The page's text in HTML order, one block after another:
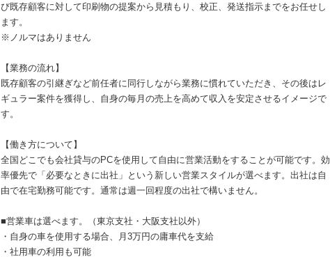
び既存顧客に対して印刷物の提案から見積もり、校正、発送指示までをお任せし
ます。
※ノルマはありません
【業務の流れ】
既存顧客の引継ぎなど前任者に同行しながら業務に慣れていただき、その後はレ
ギュラー案件を獲得し、自身の毎月の売上を高めて収入を安定させるイメージで
す。
【働き方について】
全国どこでも会社貸与のPCを使用して自由に営業活動をすることが可能です。効
率優先で「必要なときに出社」という新しい営業スタイルが選べます。出社は自
由で在宅勤務可能です。通常は週一回程度の出社で構いません。
■営業車は選べます。（東京支社・大阪支社以外）
・自身の車を使用する場合、月3万円の庸車代を支給
・社用車の利用も可能